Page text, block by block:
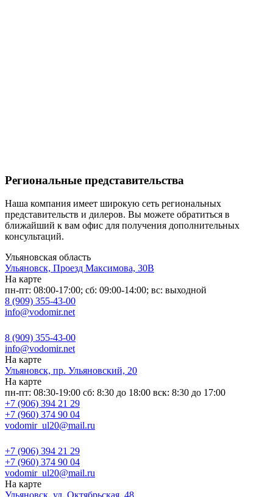
Региональные представительства
Наша компания имеет широкую сеть региональных
представительств и дилеров. Вы можете обратиться в
ближайший к вам офис для получения дополнительных
консультаций.
Ульяновская область
Ульяновск, Проезд Максимова, 30В
На карте
пн-пт: 08:00-17:00; сб: 09:00-14:00; вс: выходной
8 (909) 355-43-00
info@vodomir.net
8 (909) 355-43-00
info@vodomir.net
На карте
Ульяновск, пр. Ульяновский, 20
На карте
пн-пт: 08:30-19:00 сб: 8:30 до 18:00 вск: 8:30 до 17:00
+7 (906) 394 21 29
+7 (960) 374 90 04
vodomir_ul20@mail.ru
+7 (906) 394 21 29
+7 (960) 374 90 04
vodomir_ul20@mail.ru
На карте